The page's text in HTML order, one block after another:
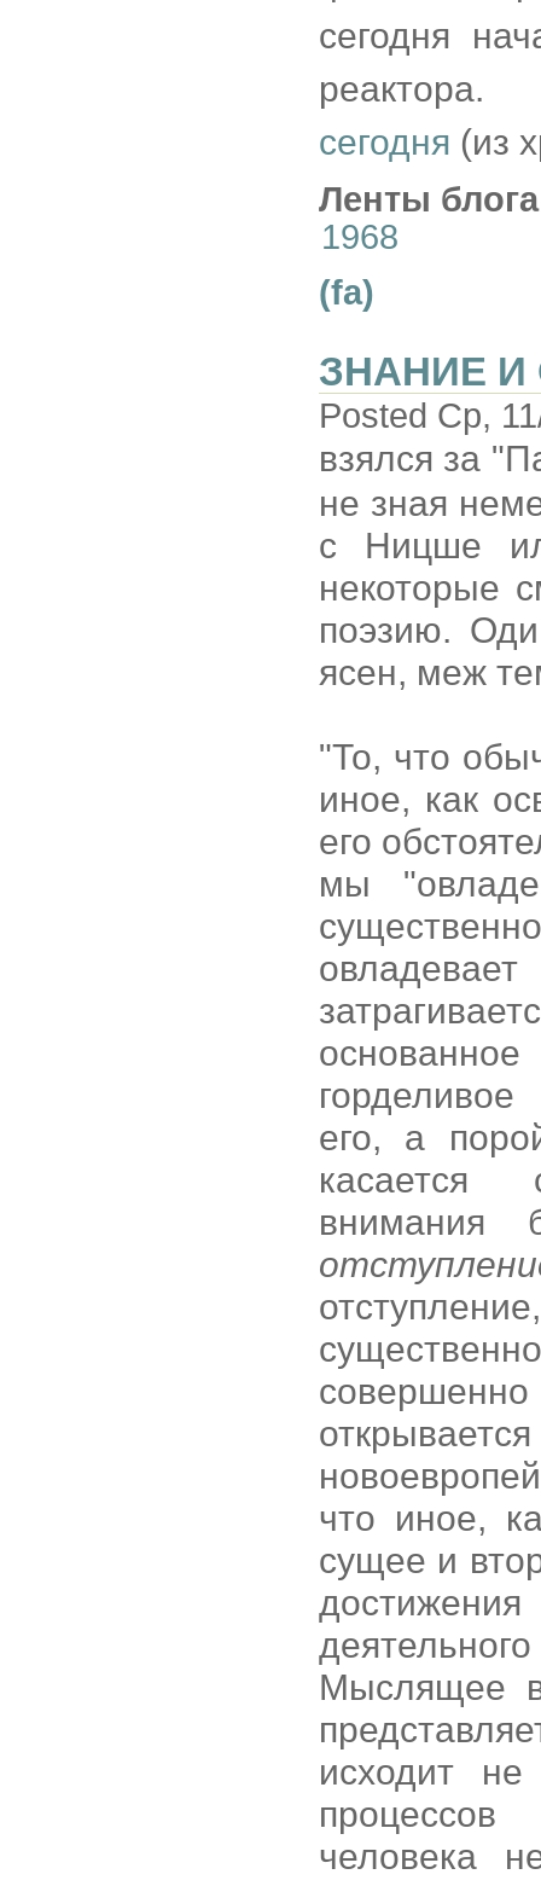
сегодня
реактора.
сегодня (из
Ленты
1968
(fa)
ЗНАНИЕ
Posted Ср,
взялся за
не зная
с Ницше
некоторые
поэзию.
ясен, меж
"То, что
иное, как
его
мы
его, а
касается
внимания
что иное,
сущее и
Мыслящее
исходит
процессов
человека